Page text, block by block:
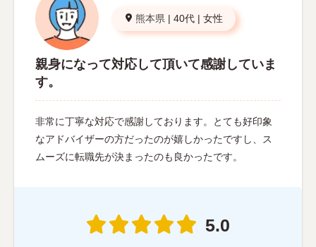
熊本県 | 40代 | 女性
親身になって対応して頂いて感謝していま
す。
非常に丁寧な対応で感謝しております。とても好印象
なアドバイザーの方だったのが嬉しかったですし、ス
ムーズに転職先が決まったのも良かったです。
5.0